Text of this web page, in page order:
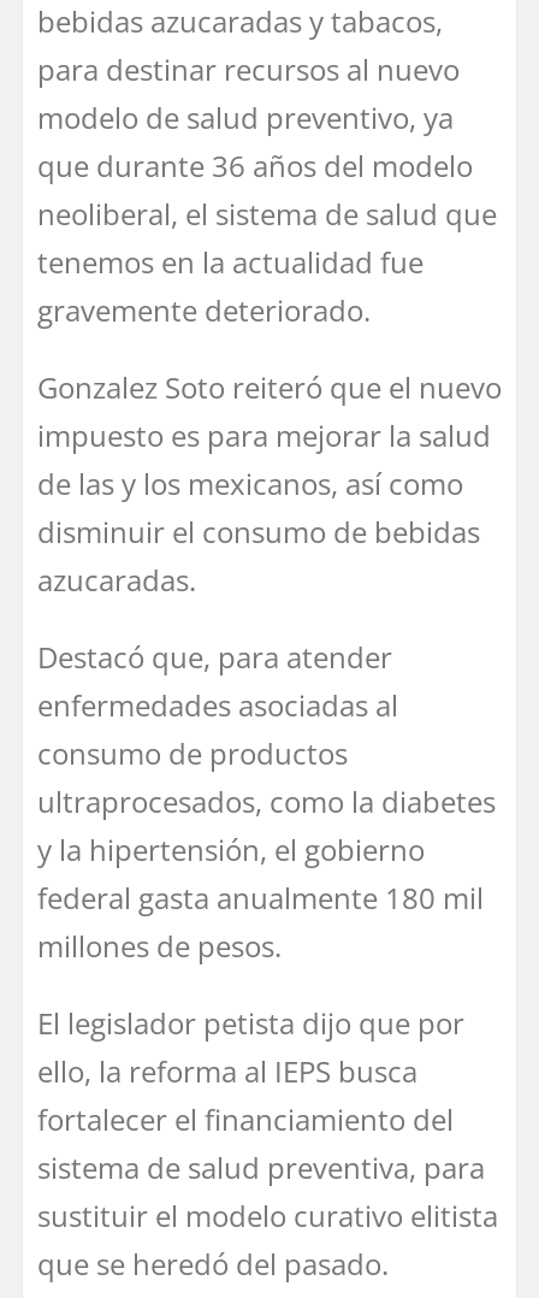
bebidas azucaradas y tabacos,
para destinar recursos al nuevo
modelo de salud preventivo, ya
que durante 36 años del modelo
neoliberal, el sistema de salud que
tenemos en la actualidad fue
gravemente deteriorado.
Gonzalez Soto reiteró que el nuevo
impuesto es para mejorar la salud
de las y los mexicanos, así como
disminuir el consumo de bebidas
azucaradas.
Destacó que, para atender
enfermedades asociadas al
consumo de productos
ultraprocesados, como la diabetes
y la hipertensión, el gobierno
federal gasta anualmente 180 mil
millones de pesos.
El legislador petista dijo que por
ello, la reforma al IEPS busca
fortalecer el financiamiento del
sistema de salud preventiva, para
sustituir el modelo curativo elitista
que se heredó del pasado.